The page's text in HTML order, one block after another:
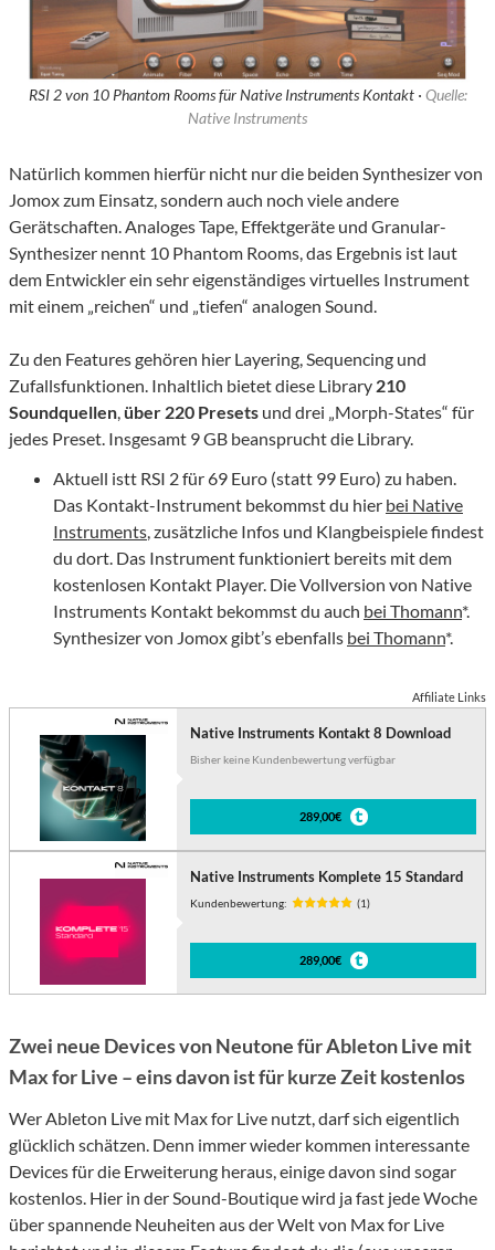
RSI 2 von 10 Phantom Rooms für Native Instruments Kontakt · Quelle:
Native Instruments
Natürlich kommen hierfür nicht nur die beiden Synthesizer von
Jomox zum Einsatz, sondern auch noch viele andere
Gerätschaften. Analoges Tape, Effektgeräte und Granular-
Synthesizer nennt 10 Phantom Rooms, das Ergebnis ist laut
dem Entwickler ein sehr eigenständiges virtuelles Instrument
mit einem „reichen“ und „tiefen“ analogen Sound.
Zu den Features gehören hier Layering, Sequencing und
Zufallsfunktionen. Inhaltlich bietet diese Library 210
Soundquellen, über 220 Presets und drei „Morph-States“ für
jedes Preset. Insgesamt 9 GB beansprucht die Library.
Aktuell istt RSI 2 für 69 Euro (statt 99 Euro) zu haben.
Das Kontakt-Instrument bekommst du hier bei Native
Instruments, zusätzliche Infos und Klangbeispiele findest
du dort. Das Instrument funktioniert bereits mit dem
kostenlosen Kontakt Player. Die Vollversion von Native
Instruments Kontakt bekommst du auch bei Thomann*.
Synthesizer von Jomox gibt’s ebenfalls bei Thomann*.
Affiliate Links
Native Instruments Kontakt 8 Download
Bisher keine Kundenbewertung verfügbar
289,00€
Native Instruments Komplete 15 Standard
Kundenbewertung: (1)
289,00€
Zwei neue Devices von Neutone für Ableton Live mit
Max for Live – eins davon ist für kurze Zeit kostenlos
Wer Ableton Live mit Max for Live nutzt, darf sich eigentlich
glücklich schätzen. Denn immer wieder kommen interessante
Devices für die Erweiterung heraus, einige davon sind sogar
kostenlos. Hier in der Sound-Boutique wird ja fast jede Woche
über spannende Neuheiten aus der Welt von Max for Live